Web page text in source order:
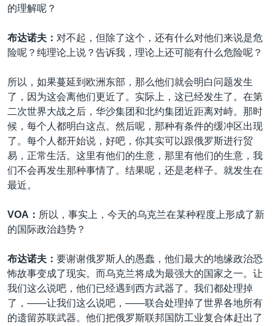
的理解呢？
布达诺夫： 对不起，但除了这个，还有什么对他们来说是危
险呢？纯理论上说？告诉我，理论上还可能有什么危险呢？
所以，如果蔓延到欧洲东部，那么他们就会明白问题发生
了，因为这会离他们更近了。实际上，这已经发生了。在第
二次世界大战之后，华沙集团和北约集团近距离对峙。那时
候，每个人都明白这点。然后呢，那种有条件的缓冲区出现
了。每个人都开始说，好吧，你其实可以跟俄罗斯进行贸
易，正常生活。这里有他们的生意，那里有他们的生意，我
们不会再发生那种事情了。结果呢，还是老样子。就发生在
最近。
VOA： 所以，事实上，今天的乌克兰在某种程度上形成了新
的国际政治趋势？
布达诺夫： 要谢谢俄罗斯人的愚蠢，他们最大的地缘政治恐
怖故事变成了现实。而乌克兰将成为最强大的国家之一。让
我们这么说吧，他们已经遇到西方武器了。我们都处理掉
了，——让我们这么说吧，——联合处理掉了世界各地所有
的遗留苏联武器。他们把俄罗斯联邦国防工业复合体赶出了